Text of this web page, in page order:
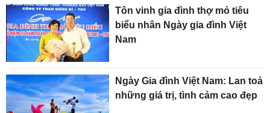
Tôn vinh gia đình thợ mỏ tiêu
biểu nhân Ngày gia đình Việt
Nam
Ngày Gia đình Việt Nam: Lan toả
những giá trị, tình cảm cao đẹp